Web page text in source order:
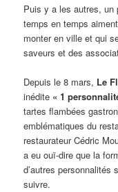
Puis y a les autres, un
temps en temps
monter en ville et qui
saveurs et des
Depuis le 8 mars, Le
inédite « 1
tartes flambées
emblématiques du
restaurateur Cédric
a eu ouï-dire que la
d’autres personnalités
suivre.